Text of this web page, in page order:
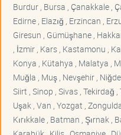
Burdur , Bursa , Çanakkale ,
Edirne , Elazığ , Erzincan ,
Giresun , Gümüşhane ,
, İzmir , Kars , Kastamonu ,
Konya , Kütahya , Malatya ,
Muğla , Muş , Nevşehir ,
Siirt , Sinop , Sivas , Tekirdağ ,
Uşak , Van , Yozgat ,
Kırıkkale , Batman , Şırnak ,